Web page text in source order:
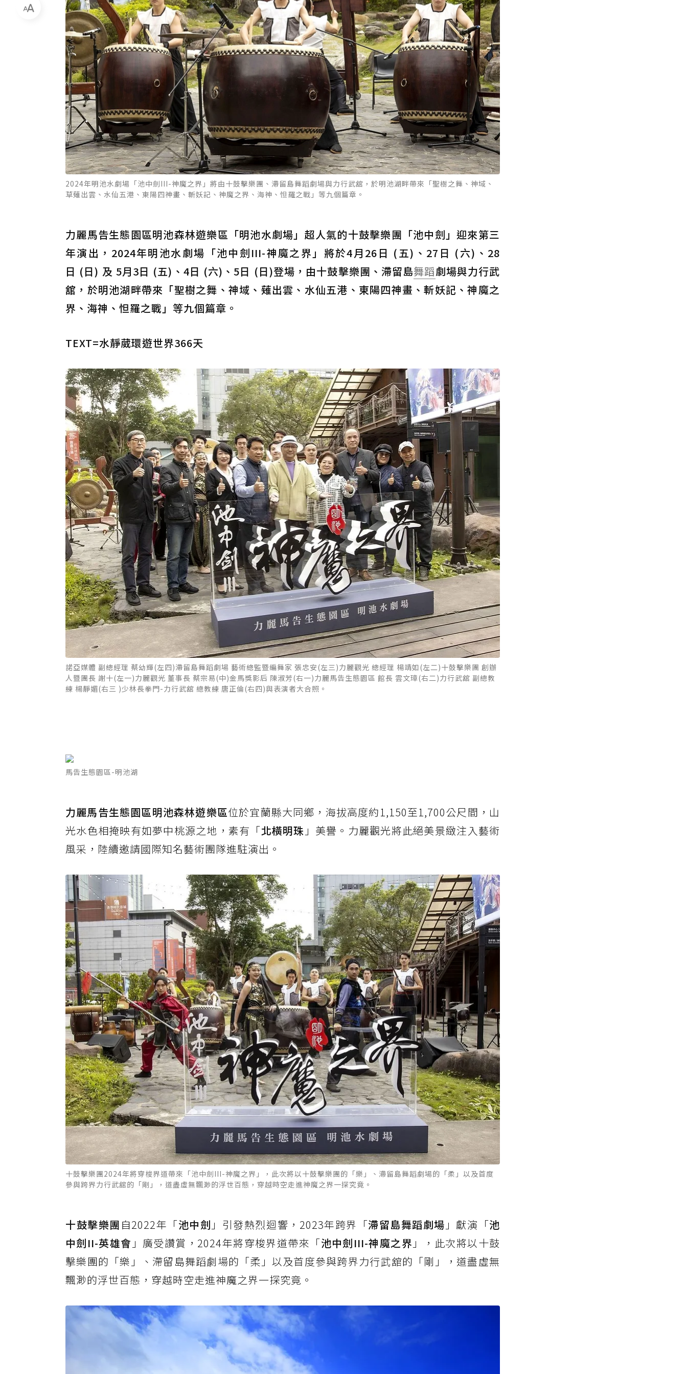
2024年明池水劇場「池中劍III-神魔之界」將由十鼓擊樂團、滯留島舞蹈劇場與力行武舘，於明池湖畔帶來「聖樹之舞、神域、
草薙出雲、水仙五港、東陽四神畫、斬妖記、神魔之界、海神、怛羅之戰」等九個篇章。
力麗馬告生態園區明池森林遊樂區「明池水劇場」超人氣的十鼓擊樂團「池中劍」迎來第三
年演出，2024年明池水劇場「池中劍III-神魔之界」將於4月26日 (五)、27日 (六)、28
日 (日) 及 5月3日 (五)、4日 (六)、5日 (日)登場，由十鼓擊樂團、滯留島舞蹈劇場與力行武
舘，於明池湖畔帶來「聖樹之舞、神域、薙出雲、水仙五港、東陽四神畫、斬妖記、神魔之
界、海神、怛羅之戰」等九個篇章。
TEXT=水靜葳環遊世界366天
諾亞媒體 副總經理 蔡幼輝(左四)滯留島舞蹈劇場 藝術總監暨編舞家 張忠安(左三)力麗觀光 總經理 楊靖如(左二)十鼓擊樂團 創辦
人暨團長 謝十(左一)力麗觀光 董事長 蔡宗易(中)金馬獎影后 陳淑芳(右一)力麗馬告生態園區 館長 雲文璋(右二)力行武舘 副總教
練 楊靜媚(右三 )少林長拳門-力行武舘 總教練 唐正倫(右四)與表演者大合照。
馬告生態園區-明池湖
力麗馬告生態園區明池森林遊樂區位於宜蘭縣大同鄉，海拔高度約1,150至1,700公尺間，山
光水色相掩映有如夢中桃源之地，素有「北橫明珠 」美譽。力麗觀光將此絕美景緻注入藝術
風采，陸續邀請國際知名藝術團隊進駐演出。
十鼓擊樂團2024年將穿梭界道帶來「池中劍III-神魔之界」，此次將以十鼓擊樂團的「樂」、滯留島舞蹈劇場的「柔」以及首度
參與跨界力行武舘的「剛」，道盡虛無飄渺的浮世百態，穿越時空走進神魔之界一探究竟。
十鼓擊樂團 自2022年「池中劍 」引發熱烈迴響，2023年跨界「滯留島舞蹈劇場 」獻演「池
中劍II-英雄會 」廣受讚賞，2024年將穿梭界道帶來「池中劍III-神魔之界 」，此次將以十鼓
擊樂團的「樂」、滯留島舞蹈劇場的「柔」以及首度參與跨界力行武舘的「剛」，道盡虛無
飄渺的浮世百態，穿越時空走進神魔之界一探究竟。